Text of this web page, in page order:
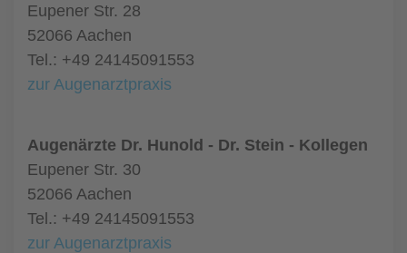
Eupener Str. 28
52066 Aachen
Tel.: +49 24145091553
zur Augenarztpraxis
Augenärzte Dr. Hunold - Dr. Stein - Kollegen
Eupener Str. 30
52066 Aachen
Tel.: +49 24145091553
zur Augenarztpraxis